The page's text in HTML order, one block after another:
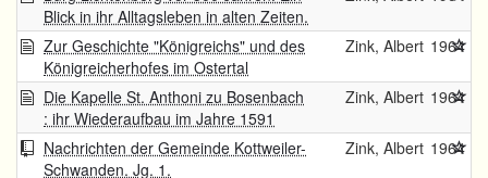
Blick in ihr Alltagsleben in alten Zeiten.
Zur Geschichte "Königreichs" und des
Königreicherhofes im Ostertal
Zink, Albert 1964
Die Kapelle St. Anthoni zu Bosenbach
: ihr Wiederaufbau im Jahre 1591
Zink, Albert 1964
Nachrichten der Gemeinde Kottweiler-
Schwanden. Jg. 1.
Zink, Albert 1964